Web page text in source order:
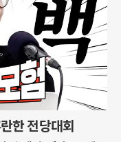
한 전당대회